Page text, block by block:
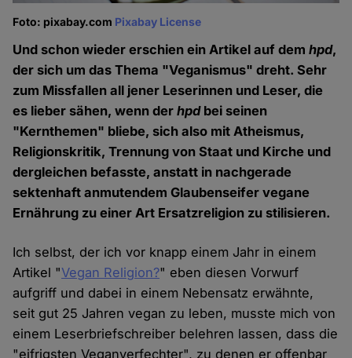
Foto: pixabay.com Pixabay License
Und schon wieder erschien ein Artikel auf demhpd,
der sich um das Thema "Veganismus" dreht. Sehr
zum Missfallen all jener Leserinnen und Leser, die
es lieber sähen, wenn derhpdbei seinen
"Kernthemen" bliebe, sich also mit Atheismus,
Religionskritik, Trennung von Staat und Kirche und
dergleichen befasste, anstatt in nachgerade
sektenhaft anmutendem Glaubenseifer vegane
Ernährung zu einer Art Ersatzreligion zu stilisieren.
Ich selbst, der ich vor knapp einem Jahr in einem
Artikel "Vegan Religion?" eben diesen Vorwurf
aufgriff und dabei in einem Nebensatz erwähnte,
seit gut 25 Jahren vegan zu leben, musste mich von
einem Leserbriefschreiber belehren lassen, dass die
"eifrigsten Veganverfechter", zu denen er offenbar